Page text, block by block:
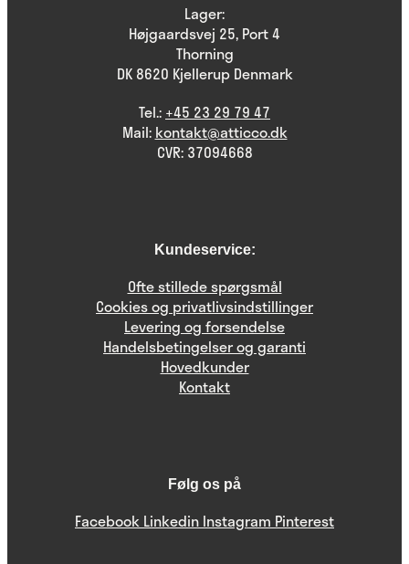
Lager:
Højgaardsvej 25, Port 4
Thorning
DK 8620 Kjellerup Denmark
Tel.: +45 23 29 79 47
Mail: kontakt@atticco.dk
CVR: 37094668
Kundeservice:
Ofte stillede spørgsmål
Cookies og privatlivsindstillinger
Levering og forsendelse
Handelsbetingelser og garanti
Hovedkunder
Kontakt
Følg os på
Facebook Linkedin Instagram Pinterest